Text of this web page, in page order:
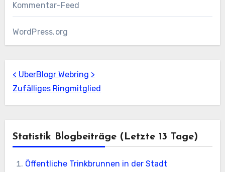
Kommentar-Feed
WordPress.org
< UberBlogr Webring >
Zufälliges Ringmitglied
Statistik Blogbeiträge (letzte 13 Tage)
Öffentliche Trinkbrunnen in der Stadt